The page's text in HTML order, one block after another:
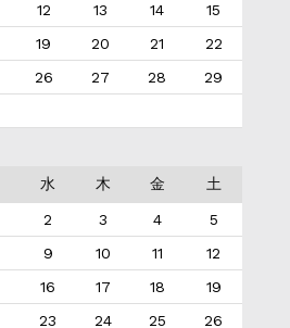
12 13 14
15
19 20 21
22
26 27 28
29
水 木 金 土
2 3 4
5
9 10 11
12
16 17 18
19
23 24 25 26